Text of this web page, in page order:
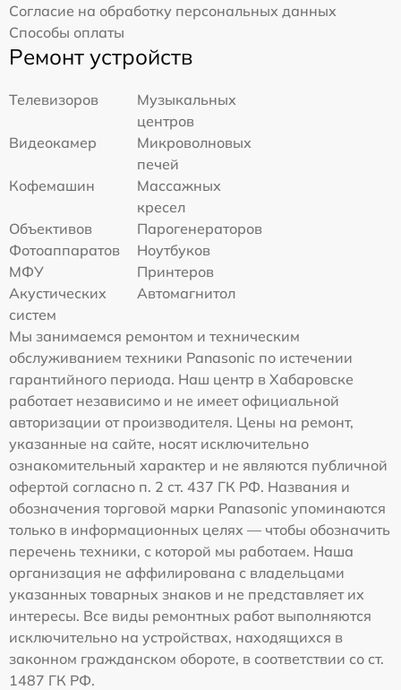
Согласие на обработку персональных данных
Способы оплаты
Ремонт устройств
Телевизоров
Музыкальных
центров
Видеокамер
Микроволновых
печей
Кофемашин
Массажных
кресел
Объективов
Парогенераторов
Фотоаппаратов
Ноутбуков
МФУ
Принтеров
Акустических
систем
Автомагнитол
Мы занимаемся ремонтом и техническим
обслуживанием техники Panasonic по истечении
гарантийного периода. Наш центр в Хабаровске
работает независимо и не имеет официальной
авторизации от производителя. Цены на ремонт,
указанные на сайте, носят исключительно
ознакомительный характер и не являются публичной
офертой согласно п. 2 ст. 437 ГК РФ. Названия и
обозначения торговой марки Panasonic упоминаются
только в информационных целях — чтобы обозначить
перечень техники, с которой мы работаем. Наша
организация не аффилирована с владельцами
указанных товарных знаков и не представляет их
интересы. Все виды ремонтных работ выполняются
исключительно на устройствах, находящихся в
законном гражданском обороте, в соответствии со ст.
1487 ГК РФ.